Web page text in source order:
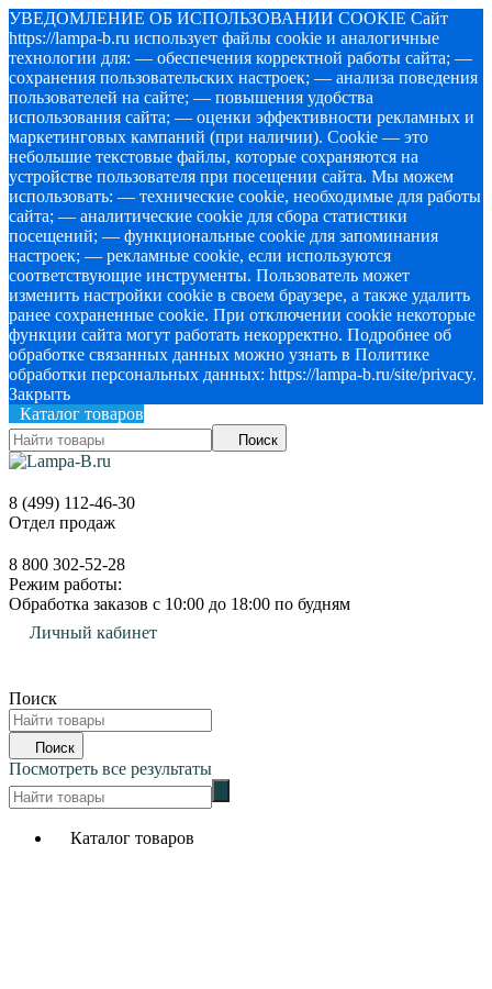
УВЕДОМЛЕНИЕ ОБ ИСПОЛЬЗОВАНИИ COOKIE Сайт
https://lampa-b.ru использует файлы cookie и аналогичные
технологии для: — обеспечения корректной работы сайта; —
сохранения пользовательских настроек; — анализа поведения
пользователей на сайте; — повышения удобства
использования сайта; — оценки эффективности рекламных и
маркетинговых кампаний (при наличии). Cookie — это
небольшие текстовые файлы, которые сохраняются на
устройстве пользователя при посещении сайта. Мы можем
использовать: — технические cookie, необходимые для работы
сайта; — аналитические cookie для сбора статистики
посещений; — функциональные cookie для запоминания
настроек; — рекламные cookie, если используются
соответствующие инструменты. Пользователь может
изменить настройки cookie в своем браузере, а также удалить
ранее сохраненные cookie. При отключении cookie некоторые
функции сайта могут работать некорректно. Подробнее об
обработке связанных данных можно узнать в Политике
обработки персональных данных: https://lampa-b.ru/site/privacy.
Закрыть
Каталог товаров
Поиск
8 (499) 112-46-30
Отдел продаж
8 800 302-52-28
Режим работы:
Обработка заказов с 10:00 до 18:00 по будням
Личный кабинет
Поиск
Поиск
Посмотреть все результаты
Каталог товаров